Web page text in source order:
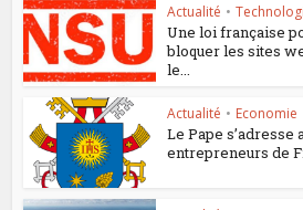
Actualité •
Une loi française
bloquer les sites
le...
Actualité • Economie
Le Pape s’adresse
entrepreneurs de